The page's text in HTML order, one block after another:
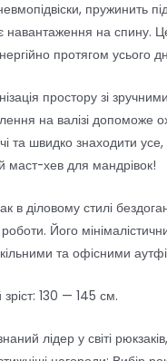
пружинить
навантаження на спину.
протягом усього
простору зі
на валізі допоможе
та швидко знаходити
маст-хев для мандрівок!
в діловому стилі
Його
та офісними
130 — 145 см.
лідер у світі